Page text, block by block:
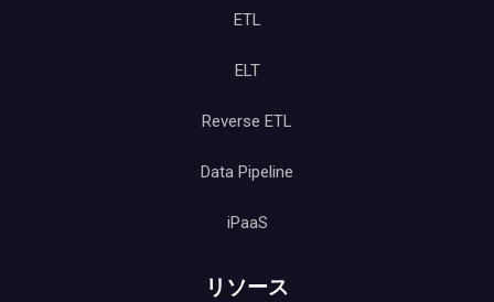
ETL
ELT
Reverse ETL
Data Pipeline
iPaaS
リソース